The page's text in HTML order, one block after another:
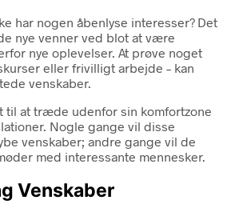
har nogen åbenlyse interesser? Det
nye venner ved blot at være
nye oplevelser. At prøve noget
eller frivilligt arbejde – kan
venskaber.
til at træde udenfor sin komfortzone
Nogle gange vil disse
venskaber; andre gange vil de
med interessante mennesker.
Venskaber